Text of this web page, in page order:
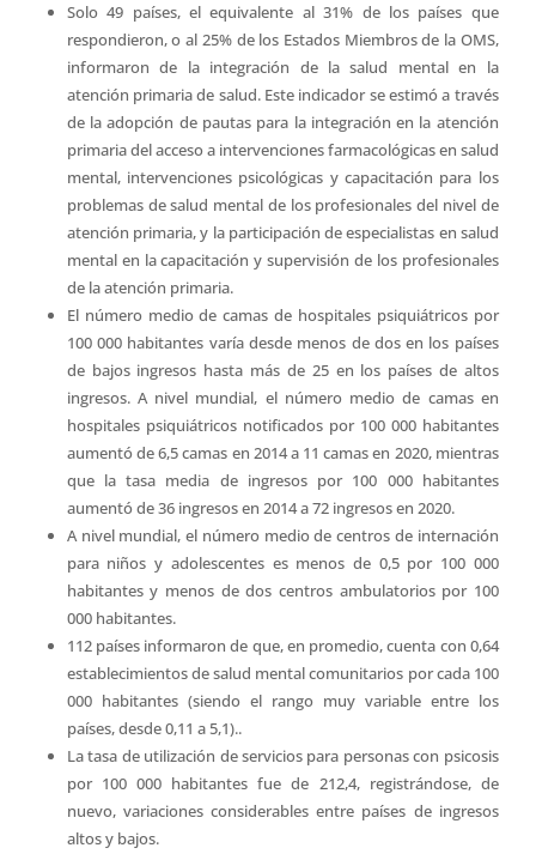
Solo 49 países, el equivalente al 31% de los países que
respondieron, o al 25% de los Estados Miembros de la OMS,
informaron de la integración de la salud mental en la
atención primaria de salud. Este indicador se estimó a través
de la adopción de pautas para la integración en la atención
primaria del acceso a intervenciones farmacológicas en salud
mental, intervenciones psicológicas y capacitación para los
problemas de salud mental de los profesionales del nivel de
atención primaria, y la participación de especialistas en salud
mental en la capacitación y supervisión de los profesionales
de la atención primaria.
El número medio de camas de hospitales psiquiátricos por
100 000 habitantes varía desde menos de dos en los países
de bajos ingresos hasta más de 25 en los países de altos
ingresos. A nivel mundial, el número medio de camas en
hospitales psiquiátricos notificados por 100 000 habitantes
aumentó de 6,5 camas en 2014 a 11 camas en 2020, mientras
que la tasa media de ingresos por 100 000 habitantes
aumentó de 36 ingresos en 2014 a 72 ingresos en 2020.
A nivel mundial, el número medio de centros de internación
para niños y adolescentes es menos de 0,5 por 100 000
habitantes y menos de dos centros ambulatorios por 100
000 habitantes.
112 países informaron de que, en promedio, cuenta con 0,64
establecimientos de salud mental comunitarios por cada 100
000 habitantes (siendo el rango muy variable entre los
países, desde 0,11 a 5,1)..
La tasa de utilización de servicios para personas con psicosis
por 100 000 habitantes fue de 212,4, registrándose, de
nuevo, variaciones considerables entre países de ingresos
altos y bajos.